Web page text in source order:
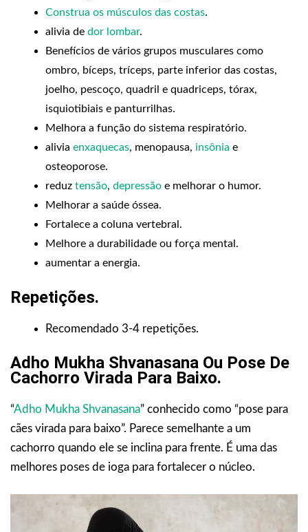
Construa os músculos das costas.
alivia de dor lombar.
Benefícios de vários grupos musculares como
ombro, bíceps, tríceps, parte inferior das costas,
joelho, pescoço, quadril e quadriceps, tórax,
isquiotibiais e panturrilhas.
Melhora a função do sistema respiratório.
alivia enxaquecas, menopausa, insônia e
osteoporose.
reduz tensão, depressão e melhorar o humor.
Melhorar a saúde óssea.
Fortalece a coluna vertebral.
Melhore a durabilidade ou força mental.
aumentar a energia.
Repetições.
Recomendado 3-4 repetições.
Adho Mukha Shvanasana Ou Pose De
Cachorro Virada Para Baixo.
“Adho Mukha Shvanasana” conhecido como “pose para
cães virada para baixo”. Parece semelhante a um
cachorro quando ele se inclina para frente. É uma das
melhores poses de ioga para fortalecer o núcleo.